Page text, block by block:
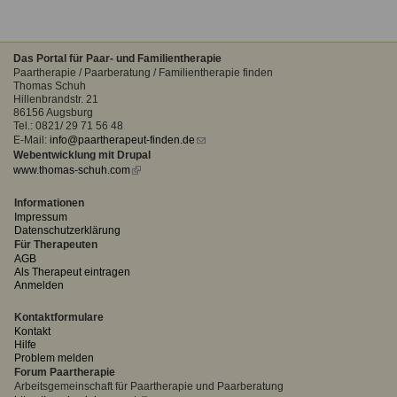
Das Portal für Paar- und Familientherapie
Paartherapie / Paarberatung / Familientherapie finden
Thomas Schuh
Hillenbrandstr. 21
86156 Augsburg
Tel.: 0821/ 29 71 56 48
E-Mail: info@paartherapeut-finden.de (link
Webentwicklung mit Drupal
www.thomas-schuh.com(link
Informationen
Impressum
Datenschutzerklärung
Für Therapeuten
AGB
Als Therapeut eintragen
Anmelden
Kontaktformulare
Kontakt
Hilfe
Problem melden
Forum Paartherapie
Arbeitsgemeinschaft für Paartherapie und Paarberatung